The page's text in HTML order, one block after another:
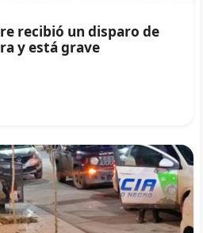
recibió un disparo de
y está grave